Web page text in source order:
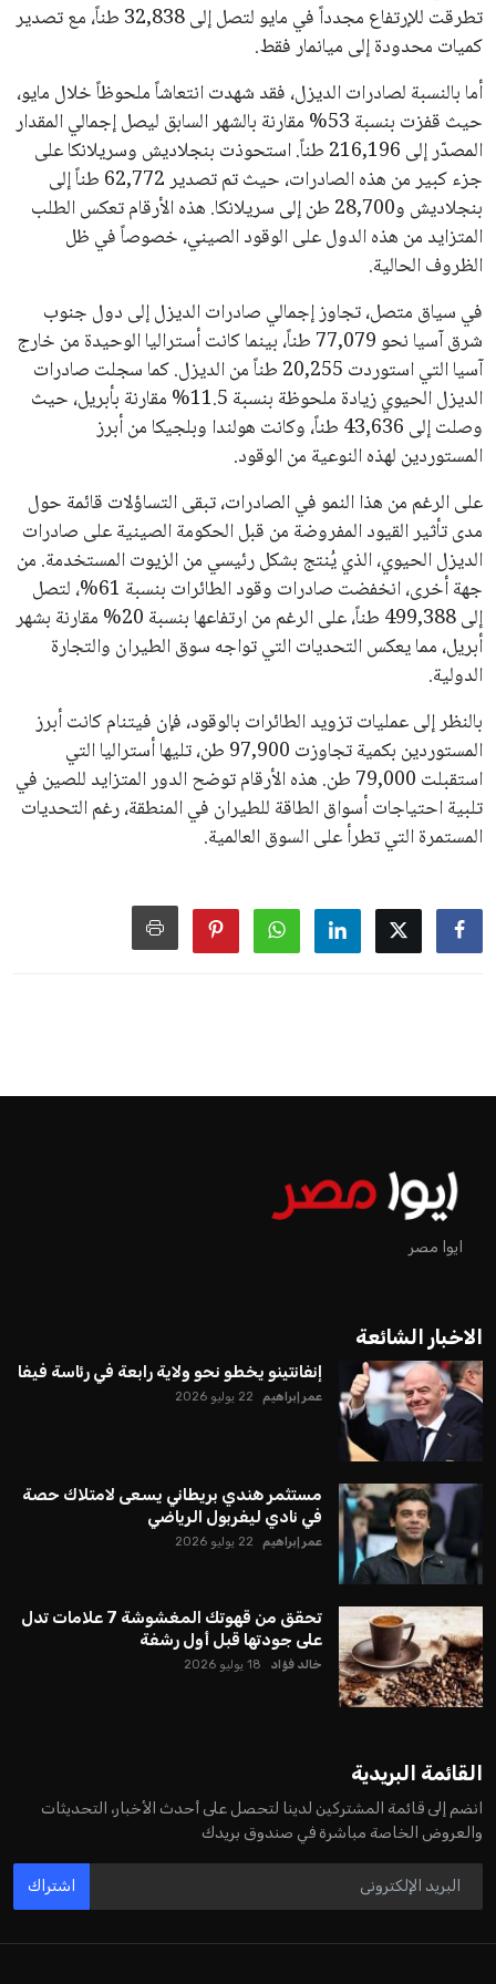
تطرقت للإرتفاع مجدداً في مايو لتصل إلى 32,838 طناً، مع تصدير
كميات محدودة إلى ميانمار فقط.
أما بالنسبة لصادرات الديزل، فقد شهدت انتعاشاً ملحوظاً خلال مايو،
حيث قفزت بنسبة 53% مقارنة بالشهر السابق ليصل إجمالي المقدار
المصدّر إلى 216,196 طناً. استحوذت بنجلاديش وسريلانكا على
جزء كبير من هذه الصادرات، حيث تم تصدير 62,772 طناً إلى
بنجلاديش و28,700 طن إلى سريلانكا. هذه الأرقام تعكس الطلب
المتزايد من هذه الدول على الوقود الصيني، خصوصاً في ظل
الظروف الحالية.
في سياق متصل، تجاوز إجمالي صادرات الديزل إلى دول جنوب
شرق آسيا نحو 77,079 طناً، بينما كانت أستراليا الوحيدة من خارج
آسيا التي استوردت 20,255 طناً من الديزل. كما سجلت صادرات
الديزل الحيوي زيادة ملحوظة بنسبة 11.5% مقارنة بأبريل، حيث
وصلت إلى 43,636 طناً، وكانت هولندا وبلجيكا من أبرز
المستوردين لهذه النوعية من الوقود.
على الرغم من هذا النمو في الصادرات، تبقى التساؤلات قائمة حول
مدى تأثير القيود المفروضة من قبل الحكومة الصينية على صادرات
الديزل الحيوي، الذي يُنتج بشكل رئيسي من الزيوت المستخدمة. من
جهة أخرى، انخفضت صادرات وقود الطائرات بنسبة 61%، لتصل
إلى 499,388 طناً، على الرغم من ارتفاعها بنسبة 20% مقارنة بشهر
أبريل، مما يعكس التحديات التي تواجه سوق الطيران والتجارة
الدولية.
بالنظر إلى عمليات تزويد الطائرات بالوقود، فإن فيتنام كانت أبرز
المستوردين بكمية تجاوزت 97,900 طن، تليها أستراليا التي
استقبلت 79,000 طن. هذه الأرقام توضح الدور المتزايد للصين في
تلبية احتياجات أسواق الطاقة للطيران في المنطقة، رغم التحديات
المستمرة التي تطرأ على السوق العالمية.
ايوا مصر
الاخبار الشائعة
إنفانتينو يخطو نحو ولاية رابعة في رئاسة فيفا
عمر إبراهيم 22 يوليو 2026
مستثمر هندي بريطاني يسعى لامتلاك حصة
في نادي ليفربول الرياضي
عمر إبراهيم 22 يوليو 2026
تحقق من قهوتك المغشوشة 7 علامات تدل
على جودتها قبل أول رشفة
خالد فؤاد 18 يوليو 2026
القائمة البريدية
انضم إلى قائمة المشتركين لدينا لتحصل على أحدث الأخبار، التحديثات
والعروض الخاصة مباشرة في صندوق بريدك
اشتراك